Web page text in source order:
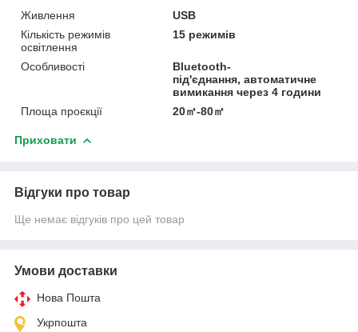
Живлення
USB
Кількість режимів
освітлення
15 режимів
Особливості
Bluetooth-
під'єднання, автоматичне
вимикання через 4 години
Площа проєкції
20㎡-80㎡
Приховати
Відгуки про товар
Ще немає відгуків про цей товар
Умови доставки
Нова Пошта
Укрпошта